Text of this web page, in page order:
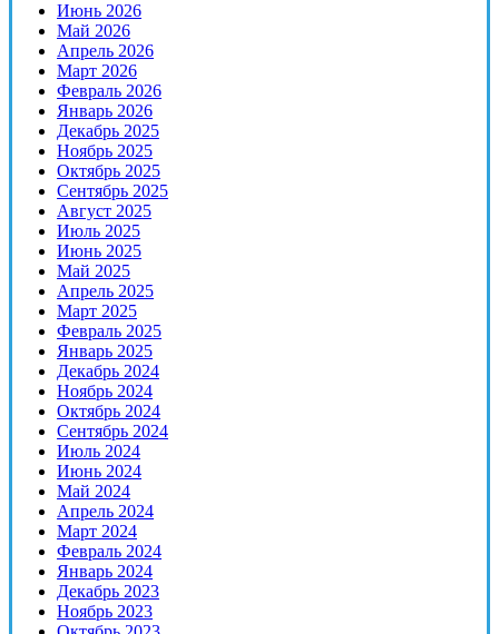
Июнь 2026
Май 2026
Апрель 2026
Март 2026
Февраль 2026
Январь 2026
Декабрь 2025
Ноябрь 2025
Октябрь 2025
Сентябрь 2025
Август 2025
Июль 2025
Июнь 2025
Май 2025
Апрель 2025
Март 2025
Февраль 2025
Январь 2025
Декабрь 2024
Ноябрь 2024
Октябрь 2024
Сентябрь 2024
Июль 2024
Июнь 2024
Май 2024
Апрель 2024
Март 2024
Февраль 2024
Январь 2024
Декабрь 2023
Ноябрь 2023